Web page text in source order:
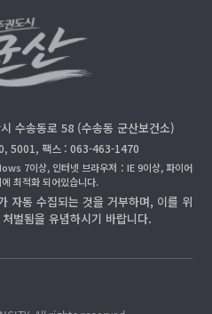
수송동로 58 (수송동 군산보건소)
5001, 팩스 : 063-463-1470
7이상, 인터넷 브라우저：IE 9이상, 파이어
최적화 되어있습니다.
자동 수집되는 것을 거부하며, 이를 위
벌됨을 유념하시기 바랍니다.